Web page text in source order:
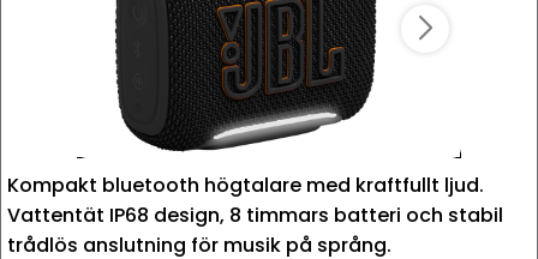
Kompakt bluetooth högtalare med kraftfullt ljud.
Vattentät IP68 design, 8 timmars batteri och stabil
trådlös anslutning för musik på språng.